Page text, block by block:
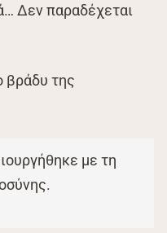
Δεν παραδέχεται
βράδυ της
με τη